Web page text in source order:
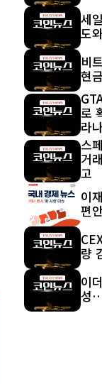
세
도
비
현
로
라
스
거
고
이
편
량
이
성